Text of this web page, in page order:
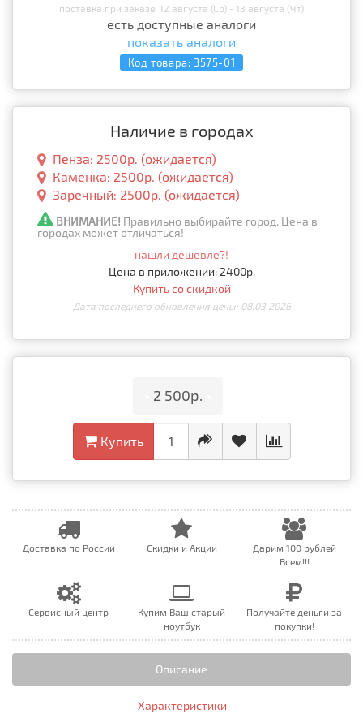
поставка при заказе: 12 августа (Ср) - 13 августа (Чт)
есть доступные аналоги
показать аналоги
Код товара: 3575-01
Наличие в городах
Пенза: 2500р. (ожидается)
Каменка: 2500р. (ожидается)
Заречный: 2500р. (ожидается)
ВНИМАНИЕ! Правильно выбирайте город. Цена в
городах может отличаться!
нашли дешевле?!
Цена в приложении: 2400р.
Купить со скидкой
Дата последнего обновления цены: 08.03.2026
2 500р.
Купить
Доставка по России Скидки и Акции
Дарим 100 рублей
Всем!!!
Сервисный центр
Купим Ваш старый
ноутбук
Получайте деньги за
покупки!
Описание
Характеристики